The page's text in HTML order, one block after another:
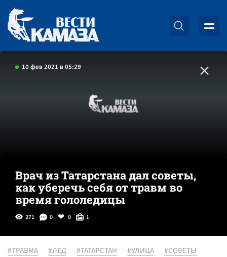
10 фев 2021 в 05:29
Врач из Татарстана дал советы,
как уберечь себя от травм во
время гололедицы
271 0 0 1
#ТРАВМА #ЛЕД #ТАТАРСТАН #УЛИЦА
#СОВЕТЫ